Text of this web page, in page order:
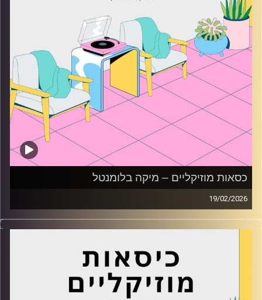
כסאות מוזיקליים – מיקה בלומנטל
19/02/2026
כסאות מוזיקליים עם מיקה בלומנטל